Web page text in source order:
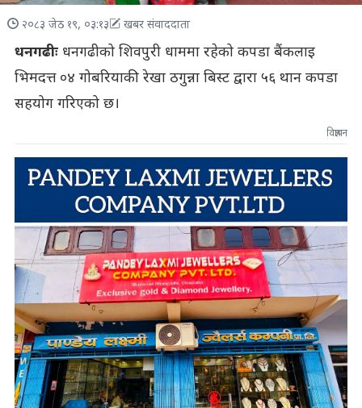
२०८३ जेठ १९, ०३:१३ खबर संवाददाता
धनगढीः धनगढीको शिवपुरी धाममा रहेको कपडा बैंकलाइ
भिमदत्त ०४ गोबरियाकी रेखा ठगुन्ना बिस्ट द्वारा ५६ थान कपडा
सहयोग गरिएको छ।
विज्ञापन